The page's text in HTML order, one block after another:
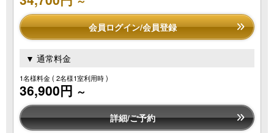
会員ログイン/会員登録
▼ 通常料金
1名様料金( 2名様1室利用時 )
36,900円 ～
詳細/ご予約